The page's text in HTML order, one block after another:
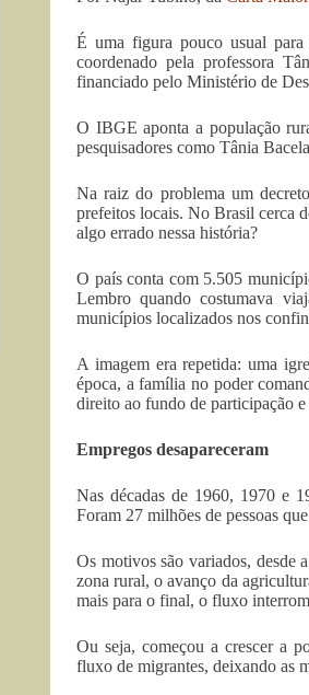
É uma figura pouco usual
coordenado pela professora
financiado pelo Ministério de
O IBGE aponta a população
pesquisadores como Tânia
Na raiz do problema um
prefeitos locais. No Brasil cerca
algo errado nessa história?
O país conta com 5.505
Lembro quando costumava
municípios localizados nos
A imagem era repetida: uma
época, a família no poder
direito ao fundo de participação
Empregos desapareceram
Nas décadas de 1960, 1970 e
Foram 27 milhões de pessoas
Os motivos são variados, desde
zona rural, o avanço da
mais para o final, o fluxo
Ou seja, começou a crescer a
fluxo de migrantes, deixando as